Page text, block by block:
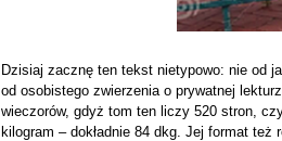
Dzisiaj zacznę ten tekst nietypowo: nie od
od osobistego zwierzenia o prywatnej
wieczorów, gdyż tom ten liczy 520 stron,
kilogram – dokładnie 84 dkg. Jej format